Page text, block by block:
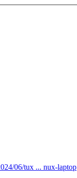
06/tux ... nux-laptop